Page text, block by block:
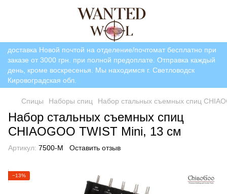
доставка Новой почтой на отделение/почтомат бесплатно при
заказе от 3000 грн. при полной предоплате. Отправка каждый
день, кроме воскресенья. Мы находимся г. Светловодск
Кировоградская обл.
Спицы Наборы спиц Набор стальных съемных спиц
Набор стальных съемных спиц
CHIAOGOO TWIST Mini, 13 см
Артикул: 7500-M Оставить отзыв
−13%